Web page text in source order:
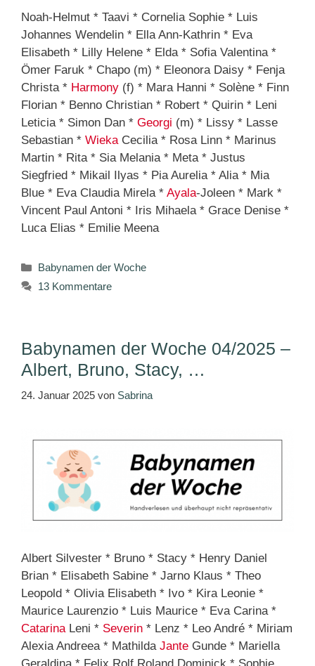
Noah-Helmut * Taavi * Cornelia Sophie * Luis
Johannes Wendelin * Ella Ann-Kathrin * Eva
Elisabeth * Lilly Helene * Elda * Sofia Valentina *
Ömer Faruk * Chapo (m) * Eleonora Daisy * Fenja
Christa * Harmony (f) * Mara Hanni * Solène * Finn
Florian * Benno Christian * Robert * Quirin * Leni
Leticia * Simon Dan * Georgi (m) * Lissy * Lasse
Sebastian * WiekaCecilia * Rosa Linn * Marinus
Martin * Rita * Sia Melania * Meta * Justus
Siegfried * Mikail Ilyas * Pia Aurelia * Alia * Mia
Blue * Eva Claudia Mirela * Ayala-Joleen * Mark *
Vincent Paul Antoni * Iris Mihaela * Grace Denise *
Luca Elias * Emilie Meena
Kategorien
Babynamen der Woche
13 Kommentare
Babynamen der Woche 04/2025 –
Albert, Bruno, Stacy, …
24. Januar 2025 von Sabrina
Albert Silvester * Bruno * Stacy * Henry Daniel
Brian * Elisabeth Sabine * Jarno Klaus * Theo
Leopold * Olivia Elisabeth * Ivo * Kira Leonie *
Maurice Laurenzio * Luis Maurice * Eva Carina *
CatarinaLeni * Severin * Lenz * Leo André * Miriam
Alexia Andreea * Mathilda Jante Gunde * Mariella